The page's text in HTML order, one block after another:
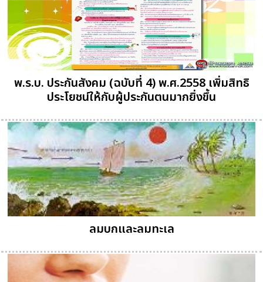
พ.ร.บ. ประกันสังคม (ฉบับที่ 4) พ.ศ.2558 เพิ่มสิทธิ
ประโยชน์ให้กับผู้ประกันตนมากยิ่งขึ้น
ลมบกและลมทะเล